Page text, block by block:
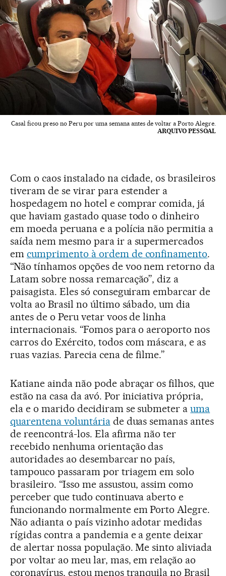
Casal ficou preso no Peru por uma semana antes de voltar a Porto Alegre.
ARQUIVO PESSOAL
Com o caos instalado na cidade, os brasileiros
tiveram de se virar para estender a
hospedagem no hotel e comprar comida, já
que haviam gastado quase todo o dinheiro
em moeda peruana e a polícia não permitia a
saída nem mesmo para ir a supermercados
em cumprimento à ordem de confinamento.
“Não tínhamos opções de voo nem retorno da
Latam sobre nossa remarcação”, diz a
paisagista. Eles só conseguiram embarcar de
volta ao Brasil no último sábado, um dia
antes de o Peru vetar voos de linha
internacionais. “Fomos para o aeroporto nos
carros do Exército, todos com máscara, e as
ruas vazias. Parecia cena de filme.”
Katiane ainda não pode abraçar os filhos, que
estão na casa da avó. Por iniciativa própria,
ela e o marido decidiram se submeter auma
quarentena voluntáriade duas semanas antes
de reencontrá-los. Ela afirma não ter
recebido nenhuma orientação das
autoridades ao desembarcar no país,
tampouco passaram por triagem em solo
brasileiro. “Isso me assustou, assim como
perceber que tudo continuava aberto e
funcionando normalmente em Porto Alegre.
Não adianta o país vizinho adotar medidas
rígidas contra a pandemia e a gente deixar
de alertar nossa população. Me sinto aliviada
por voltar ao meu lar, mas, em relação ao
coronavírus, estou menos tranquila no Brasil